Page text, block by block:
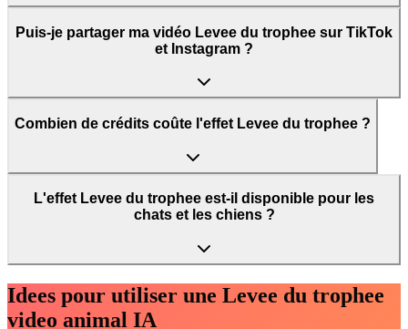
Puis-je partager ma vidéo Levee du trophee sur TikTok
et Instagram ?
Combien de crédits coûte l'effet Levee du trophee ?
L'effet Levee du trophee est-il disponible pour les
chats et les chiens ?
Idees pour utiliser une Levee du trophee
video animal IA